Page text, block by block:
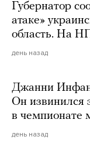
Губернатор
атаке»
область. На
день назад
Джанни
Он извинился
в чемпионате
день назад